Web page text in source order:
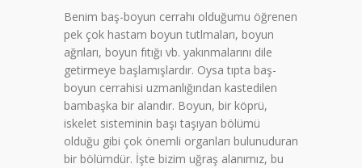
Benim baş-boyun cerrahı olduğumu öğrenen
pek çok hastam boyun tutlmaları, boyun
ağrıları, boyun fıtığı vb. yakınmalarını dile
getirmeye başlamışlardır. Oysa tıpta baş-
boyun cerrahisi uzmanlığından kastedilen
bambaşka bir alandır. Boyun, bir köprü,
iskelet sisteminin başı taşıyan bölümü
olduğu gibi çok önemli organları bulunuduran
bir bölümdür. İşte bizim uğraş alanımız, bu